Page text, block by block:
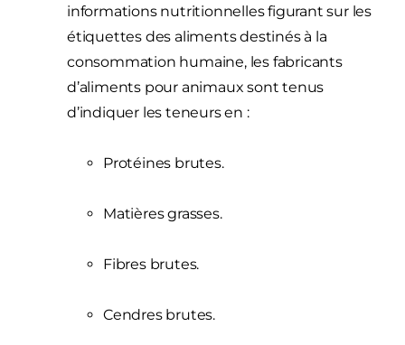
informations nutritionnelles figurant sur les
étiquettes des aliments destinés à la
consommation humaine, les fabricants
d’aliments pour animaux sont tenus
d’indiquer les teneurs en :
Protéines brutes.
Matières grasses.
Fibres brutes.
Cendres brutes.